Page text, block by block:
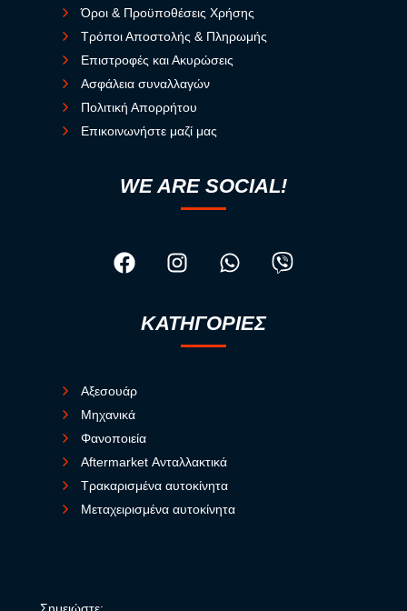
Όροι & Προϋποθέσεις Χρήσης
Τρόποι Αποστολής & Πληρωμής
Επιστροφές και Ακυρώσεις
Ασφάλεια συναλλαγών
Πολιτική Απορρήτου
Επικοινωνήστε μαζί μας
WE ARE SOCIAL!
ΚΑΤΗΓΟΡΙΕΣ
Αξεσουάρ
Μηχανικά
Φανοποιεία
Aftermarket Ανταλλακτικά
Τρακαρισμένα αυτοκίνητα
Μεταχειρισμένα αυτοκίνητα